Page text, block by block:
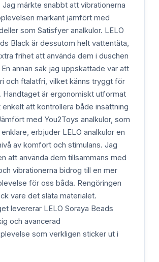
Jag märkte snabbt att vibrationerna
markant jämfört med
som Satisfyer analkulor. LELO
Black är dessutom helt vattentäta,
frihet att använda dem i duschen
annan sak jag uppskattade var att
och ftalatfri, vilket känns tryggt för
Handtaget är ergonomiskt utformat
att kontrollera både insättning
med You2Toys analkulor, som
erbjuder LELO analkulor en
av komfort och stimulans. Jag
att använda dem tillsammans med
vibrationerna bidrog till en mer
för oss båda. Rengöringen
vare det släta materialet.
levererar LELO Soraya Beads
och avancerad
som verkligen sticker ut i